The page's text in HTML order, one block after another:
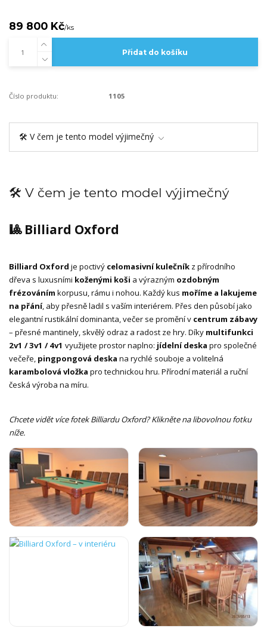
89 800 Kč/ks
Přidat do košíku
Číslo produktu: 1105
🛠️ V čem je tento model výjimečný
🛠️ V čem je tento model výjimečný
🎱 Billiard Oxford
Billiard Oxford je poctivý celomasivní kulečník z přírodního
dřeva s luxusními koženými koši a výrazným ozdobným
frézováním korpusu, rámu i nohou. Každý kus moříme a lakujeme
na přání, aby přesně ladil s vaším interiérem. Přes den působí jako
elegantní rustikální dominanta, večer se promění v centrum zábavy
– přesné mantinely, skvělý odraz a radost ze hry. Díky multifunkci
2v1 / 3v1 / 4v1 využijete prostor naplno: jídelní deska pro společné
večeře, pingpongová deska na rychlé souboje a volitelná
karambolová vložka pro technickou hru. Přírodní materiál a ruční
česká výroba na míru.
Chcete vidět více fotek Billiardu Oxford? Klikněte na libovolnou fotku
níže.